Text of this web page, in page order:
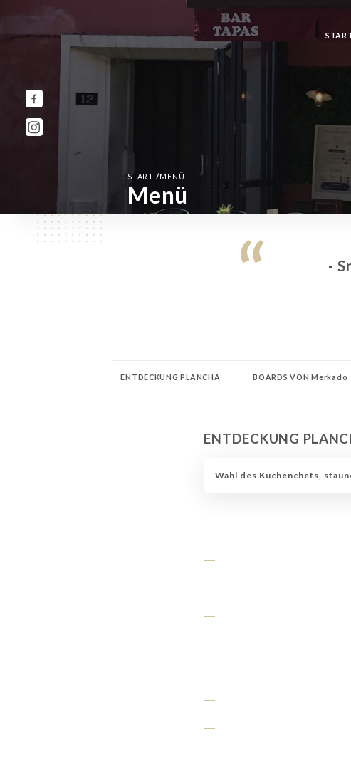
START /MENÜ
Menü
-
ENTDECKUNG PLANCHA BOARDS VON Merkado
LES MOCKTAILS & MILCHSHAKES DU BARMAN
UNSER LIEBLINGS COCKTAIL! MISS OUR DIE
ENTDECKUNG
Wahl des Küchenchefs,